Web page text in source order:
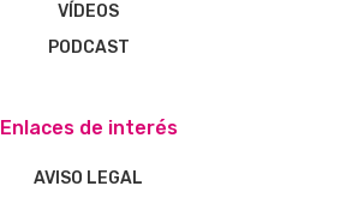
VÍDEOS
PODCAST
Enlaces de interés
AVISO LEGAL